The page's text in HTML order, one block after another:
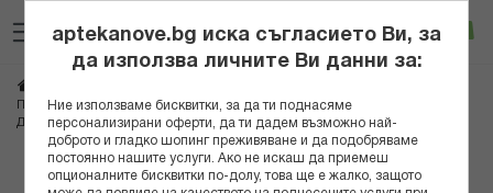
към
съдържанието
Вход
Пасти за зъби и избелване
ДЕНТАЙД ВИТИС ПАСТА ЗА ЗЪБИ ИЗБЕЛВАЩА 100МЛ А
Преминете
aptekanove.bg иска съгласието Ви, за
да използва личните Ви данни за:
Ние използваме бисквитки, за да ти поднасяме
персонализирани оферти, да ти дадем възможно най-
доброто и гладко шопинг преживяване и да подобряваме
постоянно нашите услуги. Ако не искаш да приемеш
опционалните бисквитки по-долу, това ще е жалко, защото